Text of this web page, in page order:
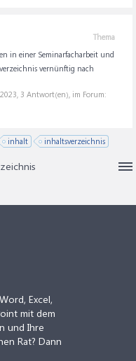
Thema
in einer Seminarfacharbeit und
vernünftig nach
, 3 Antwort(en), im Forum:
inhalt inhaltsverzeichnis
Excel,
mit dem
und Ihre
Rat? Dann